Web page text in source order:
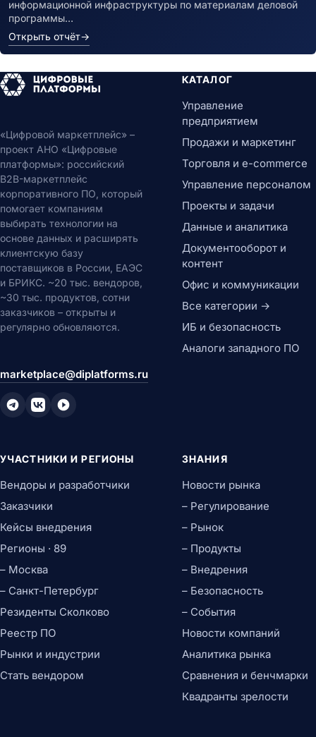
информационной инфраструктуры по материалам деловой
программы…
Открыть отчёт→
«Цифровой маркетплейс» –
проект АНО «Цифровые
платформы»: российский
B2B-маркетплейс
корпоративного ПО, который
помогает компаниям
выбирать технологии на
основе данных и расширять
клиентскую базу
поставщиков в России, ЕАЭС
и БРИКС. ~20 тыс. вендоров,
~30 тыс. продуктов, сотни
заказчиков – открыты и
регулярно обновляются.
marketplace@diplatforms.ru
КАТАЛОГ
Управление
предприятием
Продажи и маркетинг
Торговля и e-commerce
Управление персоналом
Проекты и задачи
Данные и аналитика
Документооборот и
контент
Офис и коммуникации
Все категории →
ИБ и безопасность
Аналоги западного ПО
УЧАСТНИКИ И РЕГИОНЫ
Вендоры и разработчики
Заказчики
Кейсы внедрения
Регионы · 89
– Москва
– Санкт-Петербург
Резиденты Сколково
Реестр ПО
Рынки и индустрии
Стать вендором
ЗНАНИЯ
Новости рынка
– Регулирование
– Рынок
– Продукты
– Внедрения
– Безопасность
– События
Новости компаний
Аналитика рынка
Сравнения и бенчмарки
Квадранты зрелости